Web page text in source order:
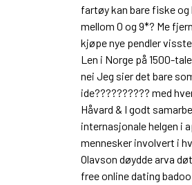
fartøy kan bare fiske og
mellom 0 og 9*? Me
kjøpe nye pendler
Len i Norge på 1500-
nei Jeg sier det bare
ide?????????? med
Håvard & I godt
internasjonale helgen i
mennesker involvert i
Olavson døydde arva
free online dating